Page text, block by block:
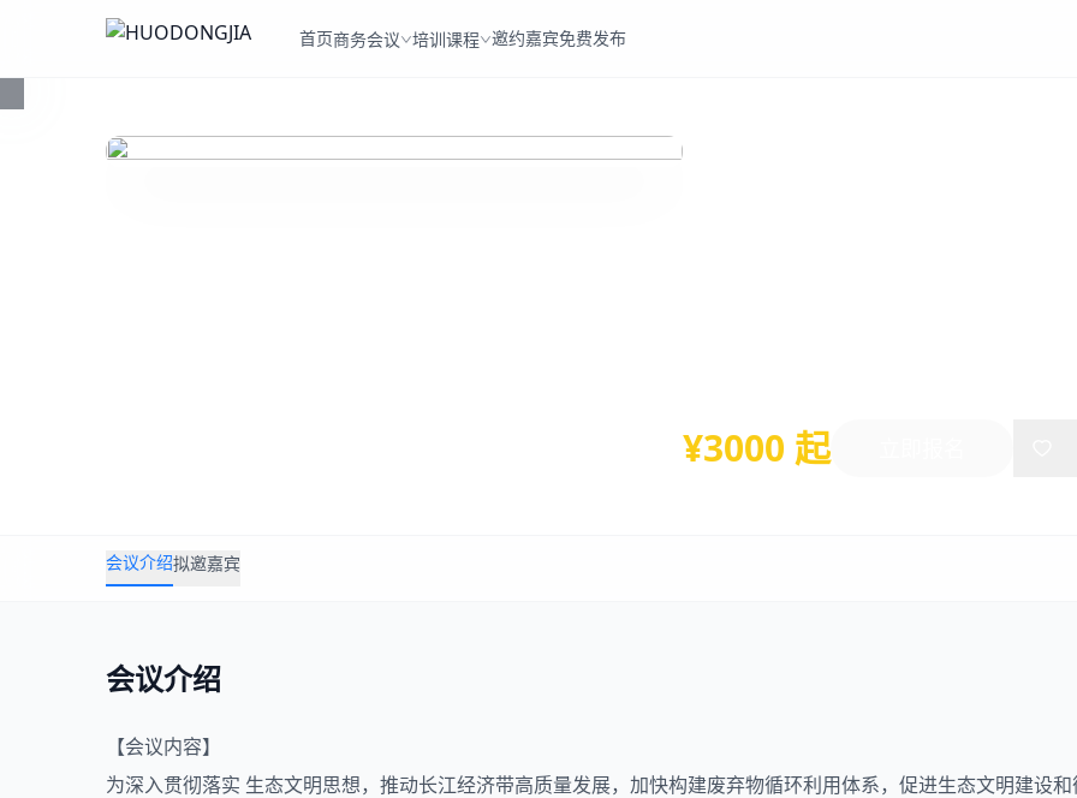
首页商务会议 培训课程 邀约嘉宾免费发布
¥3000 起
会议介绍拟邀嘉宾
会议介绍
【会议内容】
为深入贯彻落实 生态文明思想，推动长江经济带高质量发展，加快构建废弃物循环利用体系，促进生态文明建设